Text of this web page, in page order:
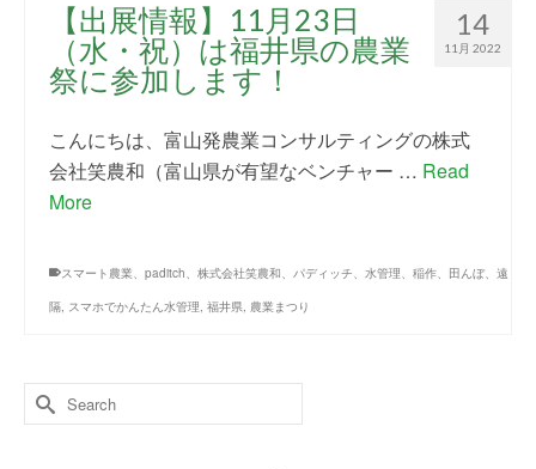
14
11月 2022
【出展情報】11月23日
（水・祝）は福井県の農業
祭に参加します！
こんにちは、富山発農業コンサルティングの株式
会社笑農和（富山県が有望なベンチャー … Read
More
スマート農業、paditch、株式会社笑農和、パディッチ、水管理、稲作、田んぼ、遠
隔, スマホでかんたん水管理, 福井県, 農業まつり
Search
for: